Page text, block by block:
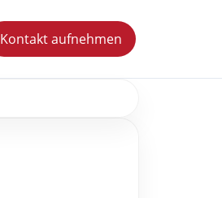
Kontakt aufnehmen